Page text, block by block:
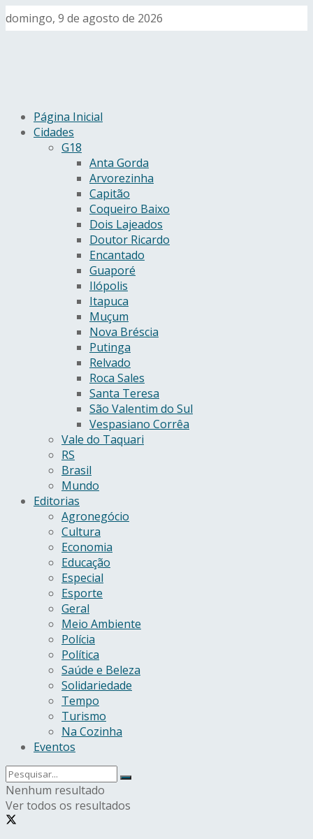
domingo, 9 de agosto de 2026
Página Inicial
Cidades
G18
Anta Gorda
Arvorezinha
Capitão
Coqueiro Baixo
Dois Lajeados
Doutor Ricardo
Encantado
Guaporé
Ilópolis
Itapuca
Muçum
Nova Bréscia
Putinga
Relvado
Roca Sales
Santa Teresa
São Valentim do Sul
Vespasiano Corrêa
Vale do Taquari
RS
Brasil
Mundo
Editorias
Agronegócio
Cultura
Economia
Educação
Especial
Esporte
Geral
Meio Ambiente
Polícia
Política
Saúde e Beleza
Solidariedade
Tempo
Turismo
Na Cozinha
Eventos
Nenhum resultado
Ver todos os resultados